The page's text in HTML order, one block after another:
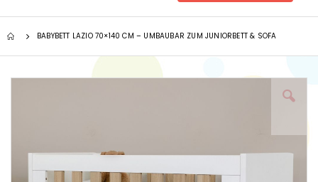
BABYBETT LAZIO 70×140 CM – UMBAUBAR ZUM JUNIORBETT & SOFA
Zum